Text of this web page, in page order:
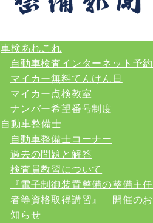
車検あれこれ
自動車検査インターネット予約
マイカー無料てんけん日
マイカー点検教室
ナンバー希望番号制度
自動車整備士
自動車整備士コーナー
過去の問題と解答
検査員教習について
『電子制御装置整備の整備主任
者等資格取得講習』 開催のお
知らせ